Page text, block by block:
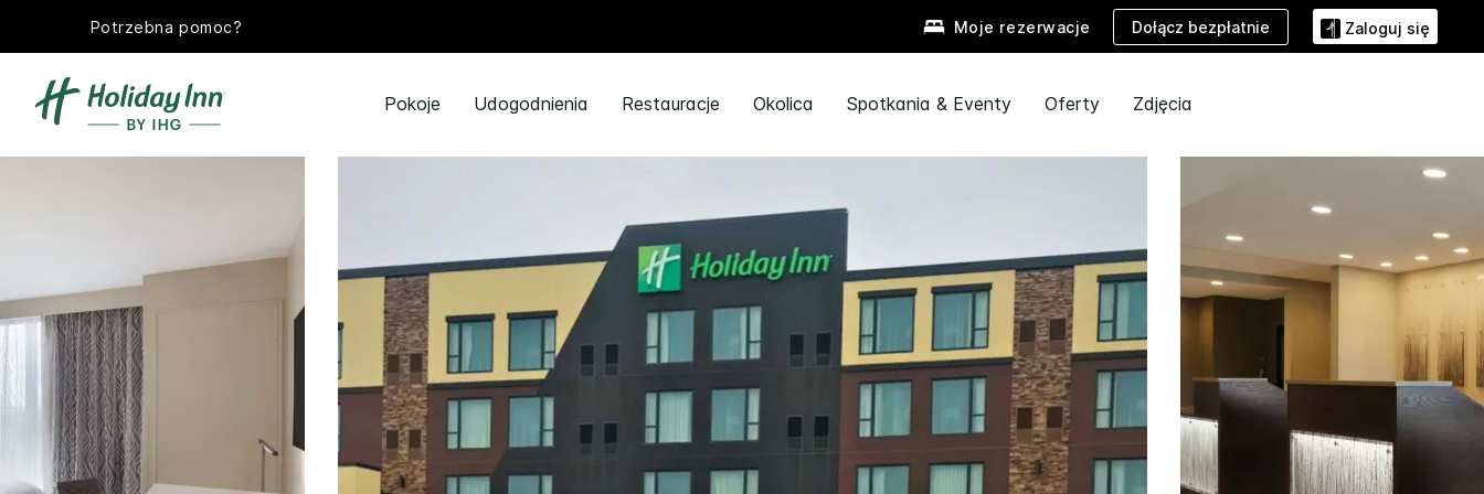
Potrzebna pomoc? Moje rezerwacje Dołącz bezpłatnie Zaloguj się
Pokoje Udogodnienia Restauracje Okolica Spotkania & Eventy Oferty Zdjęcia